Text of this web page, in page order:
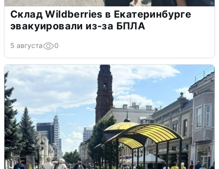
Склад Wildberries в Екатеринбурге
эвакуировали из-за БПЛА
5 августа 0